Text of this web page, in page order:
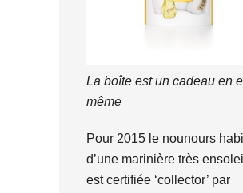
La boîte est un cadeau en
même
Pour 2015 le nounours
d’une marinière très
est certifiée ‘collector’ par